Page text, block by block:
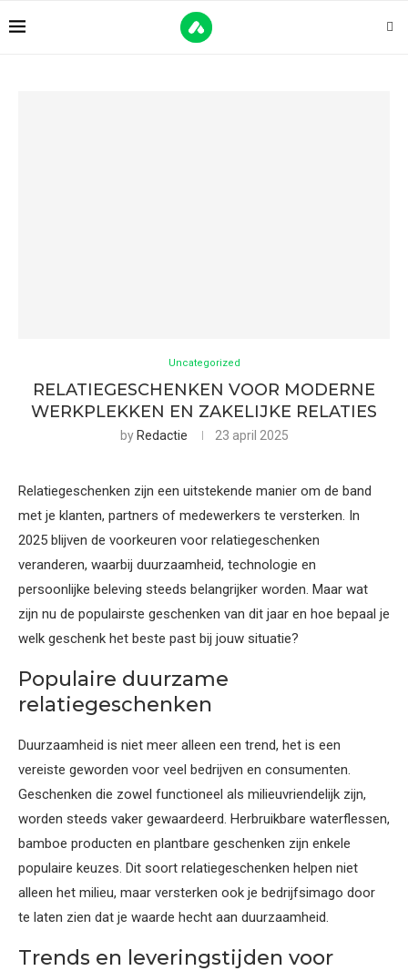
Uncategorized
RELATIEGESCHENKEN VOOR MODERNE
WERKPLEKKEN EN ZAKELIJKE RELATIES
by Redactie 23 april 2025
Relatiegeschenken zijn een uitstekende manier om de band
met je klanten, partners of medewerkers te versterken. In
2025 blijven de voorkeuren voor relatiegeschenken
veranderen, waarbij duurzaamheid, technologie en
persoonlijke beleving steeds belangrijker worden. Maar wat
zijn nu de populairste geschenken van dit jaar en hoe bepaal je
welk geschenk het beste past bij jouw situatie?
Populaire duurzame
relatiegeschenken
Duurzaamheid is niet meer alleen een trend, het is een
vereiste geworden voor veel bedrijven en consumenten.
Geschenken die zowel functioneel als milieuvriendelijk zijn,
worden steeds vaker gewaardeerd. Herbruikbare waterflessen,
bamboe producten en plantbare geschenken zijn enkele
populaire keuzes. Dit soort relatiegeschenken helpen niet
alleen het milieu, maar versterken ook je bedrijfsimago door
te laten zien dat je waarde hecht aan duurzaamheid.
Trends en leveringstijden voor